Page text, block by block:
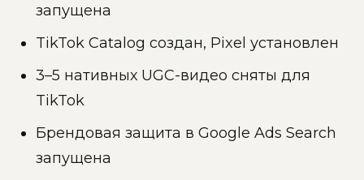
запущена
TikTok Catalog создан, Pixel установлен
3–5 нативных UGC-видео сняты для
TikTok
Брендовая защита в Google Ads Search
запущена